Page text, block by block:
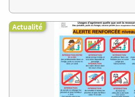
Image
Actualité